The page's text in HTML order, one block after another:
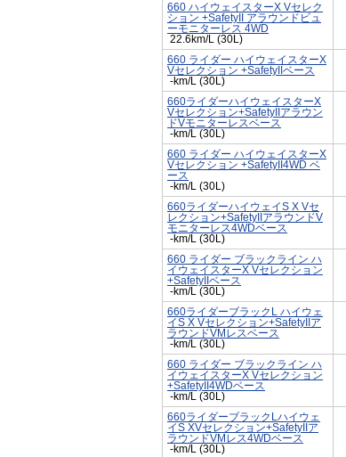
660 ハイウェイスターX Vセレク
ション +SafetyII アラウンドビュ
ーモニターレス 4WD
22.6km/L (30L)
660 ライダー ハイウェイスターX
Vセレクション +SafetyIIベース
-km/L (30L)
660ライダーハイウェイスターX
Vセレクション+SafetyIIアラウン
ドVモニターレスベース
-km/L (30L)
660 ライダー ハイウェイスターX
Vセレクション +SafetyII4WD ベ
ース
-km/L (30L)
660ライダーハイウェイS X Vセ
レクション+SafetyIIアラウンドV
モニターレス4WDベース
-km/L (30L)
660 ライダー ブラックライン ハ
イウェイスターX Vセレクション
+SafetyIIベース
-km/L (30L)
660ライダーブラックL ハイウェ
イS X Vセレクション+SafetyIIア
ラウンドVMレスベース
-km/L (30L)
660 ライダー ブラックライン ハ
イウェイスターX Vセレクション
+SafetyII4WDベース
-km/L (30L)
660ライダーブラックLハイウェ
イS XVセレクション+SafetyIIア
ラウンドVMレス4WDベース
-km/L (30L)